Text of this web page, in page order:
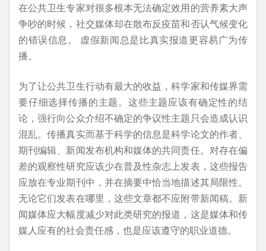
在公共卫生专家对很多根本无法确定效用的营养素大声
争吵的时候，社交媒体却在散布反疫苗和否认气候变化
的错误信息。 虚假新闻总是比真实报道更容易广为传
播。
为了让公共卫生行动有最大的收益，科学家和传媒界需
要仔细选择传播的主题。这些主题应该有确定性的结
论，强行向公众介绍不确定的争议性主题只会造成认识
混乱。传播真实而基于科学的信息是科学论文的作者、
期刊编辑、新闻发布机构和媒体的共同责任。对存在偏
差的观察性研究应该少在普及性杂志上发表，这些报告
应放在专业期刊中，并在摘要中恰当地描述其局限性。
无论它们发表在哪里，这些文章都不应附带新闻稿。新
闻媒体应大幅度减少对此类研究的报道，这是媒体和传
媒人应有的社会责任感，也是应该遵守的职业道德。